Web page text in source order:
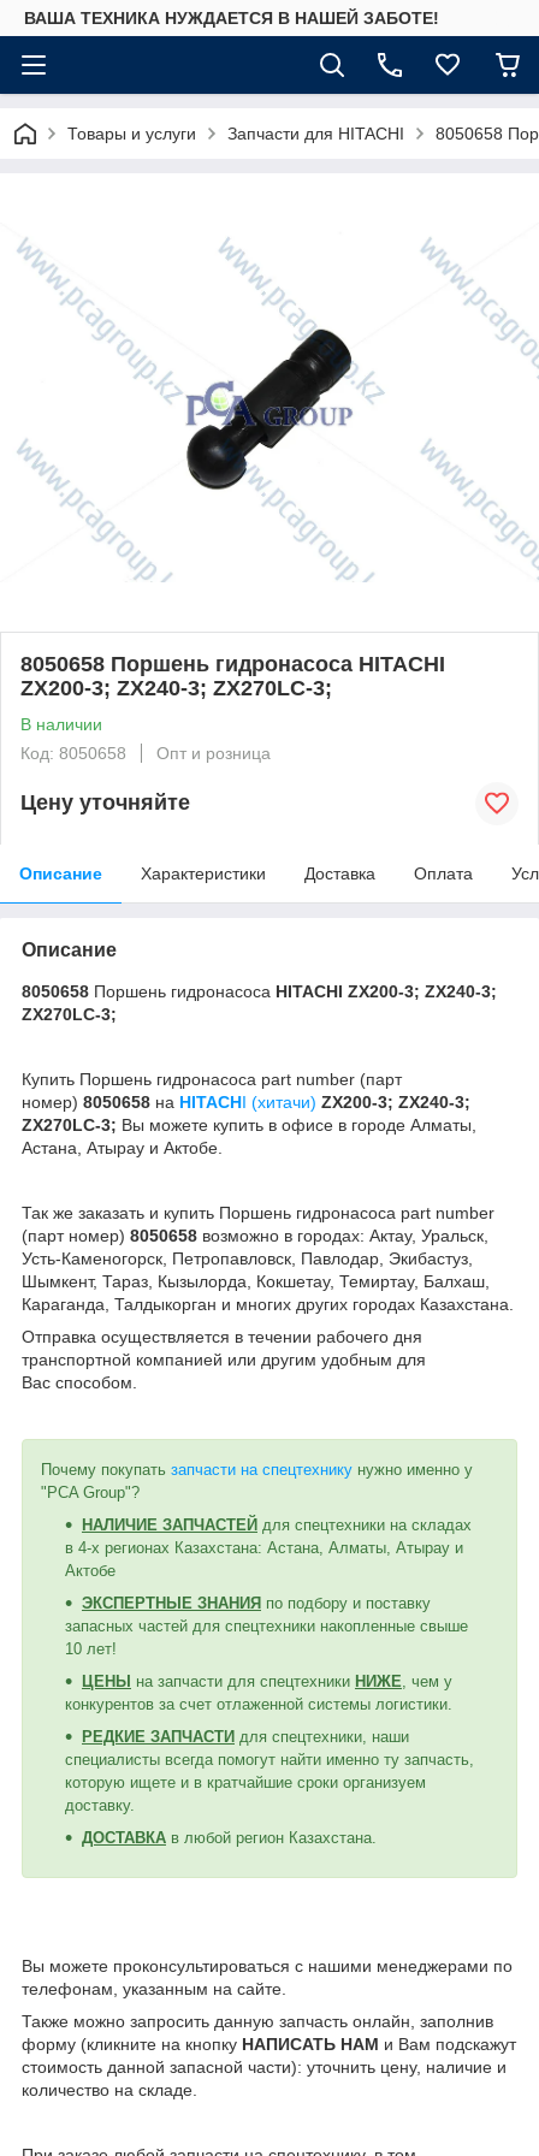
ВАША ТЕХНИКА НУЖДАЕТСЯ В НАШЕЙ ЗАБОТЕ!
Товары и услуги Запчасти для HITACHI 8050658
8050658 Поршень гидронасоса HITACHI
ZX200-3; ZX240-3; ZX270LC-3;
В наличии
Код: 8050658
Опт и розница
Цену уточняйте
Описание Характеристики Доставка Оплата
Описание
8050658 Поршень гидронасоса HITACHI ZX200-3; ZX240-3;
ZX270LC-3;
Купить Поршень гидронасоса part number (парт
номер) 8050658 на HITACHI (хитачи) ZX200-3; ZX240-3;
ZX270LC-3; Вы можете купить в офисе в городе Алматы,
Астана, Атырау и Актобе.
Так же заказать и купить Поршень гидронасоса part number
(парт номер) 8050658 возможно в городах: Актау, Уральск,
Усть-Каменогорск, Петропавловск, Павлодар, Экибастуз,
Шымкент, Тараз, Кызылорда, Кокшетау, Темиртау, Балхаш,
Караганда, Талдыкорган и многих других городах Казахстана.
Отправка осуществляется в течении рабочего дня
транспортной компанией или другим удобным для
Вас способом
Почему покупать запчасти на спецтехнику нужно именно у
"PCA Group"?
НАЛИЧИЕ ЗАПЧАСТЕЙ для спецтехники на складах
в 4-х регионах Казахстана: Астана, Алматы, Атырау и
Актобе
ЭКСПЕРТНЫЕ ЗНАНИЯ по подбору и поставку
запасных частей для спецтехники накопленные свыше
10 лет!
ЦЕНЫ на запчасти для спецтехники НИЖЕ , чем у
конкурентов за счет отлаженной системы логистики.
РЕДКИЕ ЗАПЧАСТИ для спецтехники, наши
специалисты всегда помогут найти именно ту запчасть,
которую ищете и в кратчайшие сроки организуем
доставку.
ДОСТАВКА в любой регион Казахстана.
Вы можете проконсультироваться с нашими менеджерами по
телефонам, указанным на сайте.
Также можно запросить данную запчасть онлайн, заполнив
форму (кликните на кнопку НАПИСАТЬ НАМ и Вам подскажут
стоимость данной запасной части): уточнить цену, наличие и
количество на складе.